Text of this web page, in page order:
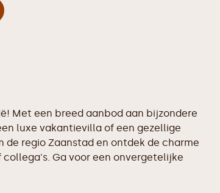
Met een breed aanbod aan bijzondere
luxe vakantievilla of een gezellige
regio Zaanstad en ontdek de charme
Ga voor een onvergetelijke